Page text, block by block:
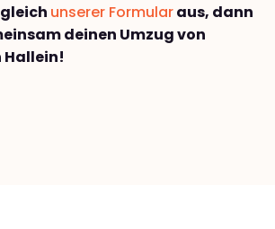
unserer Formularaus, dann
deinen Umzug von
Hallein!